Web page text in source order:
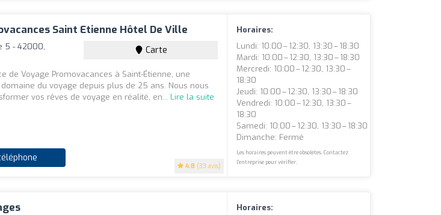
Saint Etienne Hôtel De Ville
4.8 (33 avis)
5 - 42000,
Carte
de Voyage Promovacances à Saint-Étienne, une
du voyage depuis plus de 25 ans. Nous nous
vos rêves de voyage en réalité, en...Lire la suite
Horaires:
Lundi: 10:00 – 12:30, 13:30 – 18:30
Mardi: 10:00 – 12:30, 13:30 – 18:30
Mercredi: 10:00 – 12:30, 13:30 –
18:30
Jeudi: 10:00 – 12:30, 13:30 – 18:30
Vendredi: 10:00 – 12:30, 13:30 –
18:30
Samedi: 10:00 – 12:30, 13:30 – 18:30
Dimanche: Fermé
Les horaires peuvent être obsolètes. Contactez
l'entreprise pour vérifier.
Horaires: